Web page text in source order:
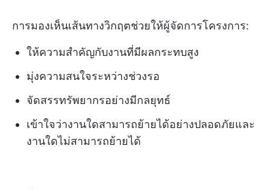
การมองเห็นเส้นทางวิกฤตช่วยให้ผู้จัดการโครงการ:
ให้ความสำคัญกับงานที่มีผลกระทบสูง
มุ่งความสนใจระหว่างช่วงรอ
จัดสรรทรัพยากรอย่างมีกลยุทธ์
เข้าใจว่างานใดสามารถย้ายได้อย่างปลอดภัยและ
งานใดไม่สามารถย้ายได้